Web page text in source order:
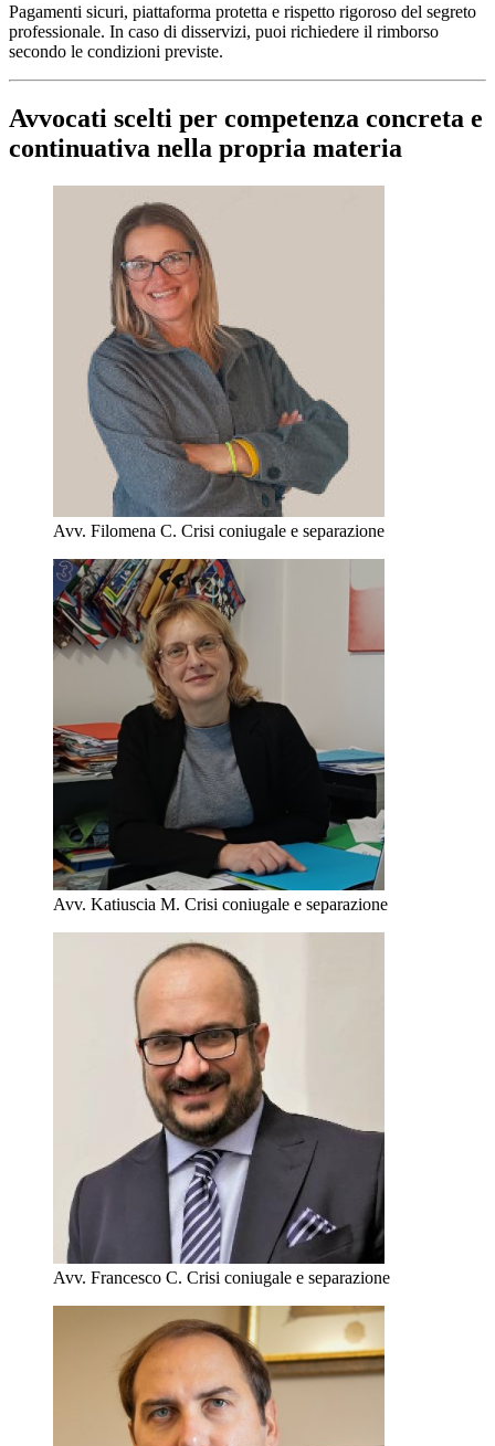
Pagamenti sicuri, piattaforma protetta e rispetto rigoroso del segreto
professionale. In caso di disservizi, puoi richiedere il rimborso
secondo le condizioni previste.
Avvocati scelti per competenza concreta e
continuativa nella propria materia
Avv. Filomena C. Crisi coniugale e separazione
Avv. Katiuscia M. Crisi coniugale e separazione
Avv. Francesco C. Crisi coniugale e separazione